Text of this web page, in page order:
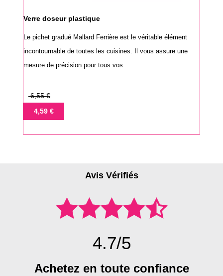
Verre doseur plastique
Le pichet gradué Mallard Ferrière est le véritable élément
incontournable de toutes les cuisines. Il vous assure une
mesure de précision pour tous vos...
Prix
base
6,55 €
Prix4,59 €
Avis Vérifiés
4.7/5
Achetez en toute confiance